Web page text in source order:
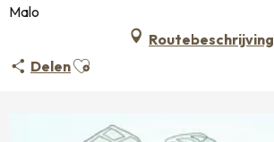
Malo
Routebeschrijving
DelenAjouter aux favoris